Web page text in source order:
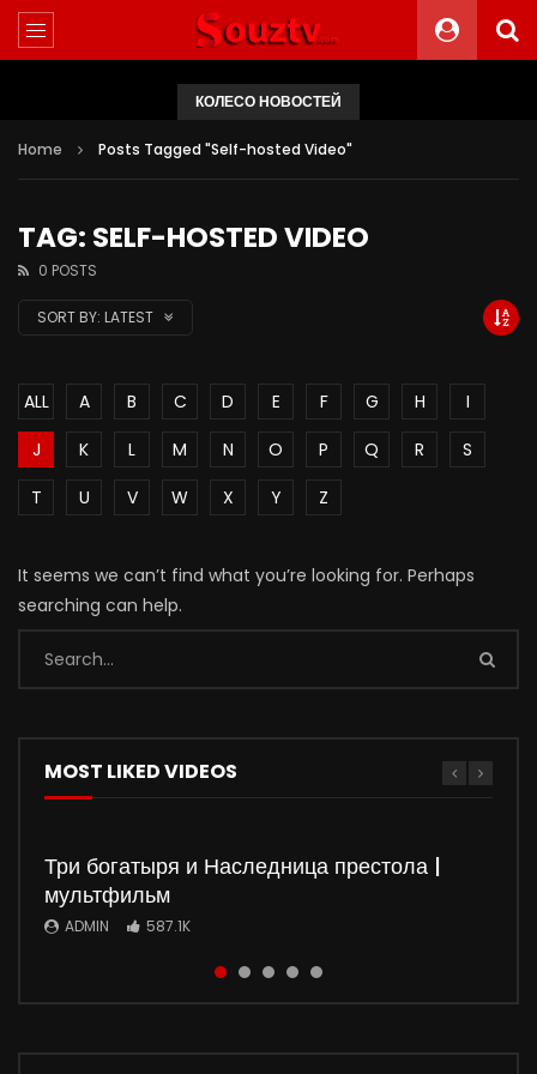
КОЛЕСО НОВОСТЕЙ
Home Posts Tagged "Self-hosted Video"
TAG: SELF-HOSTED VIDEO
0 POSTS
SORT BY: LATEST
ALL A B C D E F G H
I
J
K L M N O P Q R
S
T
U V W X Y Z
It seems we can’t find what you’re looking for. Perhaps
searching can help.
MOST LIKED VIDEOS
Три богатыря и Наследница престола |
мультфильм
ADMIN 587.1K